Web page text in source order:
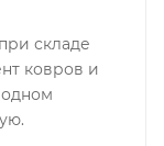
складе
ковров и